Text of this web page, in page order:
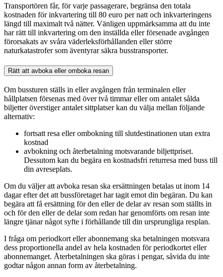
Transportören får, för varje passagerare, begränsa den totala
kostnaden för inkvartering till 80 euro per natt och inkvarteringens
längd till maximalt två nätter. Vänligen uppmärksamma att du inte
har rätt till inkvartering om den inställda eller försenade avgången
förorsakats av svåra väderleksförhållanden eller större
naturkatastrofer som äventyrar säkra busstransporter.
Rätt att avboka eller omboka resan
Om bussturen ställs in eller avgången från terminalen eller
hållplatsen försenas med över två timmar eller om antalet sålda
biljetter överstiger antalet sittplatser kan du välja mellan följande
alternativ:
fortsatt resa eller ombokning till slutdestinationen utan extra
kostnad
avbokning och återbetalning motsvarande biljettpriset.
Dessutom kan du begära en kostnadsfri returresa med buss till
din avreseplats.
Om du väljer att avboka resan ska ersättningen betalas ut inom 14
dagar efter det att bussföretaget har tagit emot din begäran. Du kan
begära att få ersättning för den eller de delar av resan som ställts in
och för den eller de delar som redan har genomförts om resan inte
längre tjänar något syfte i förhållande till din ursprungliga resplan.
I fråga om periodkort eller abonnemang ska betalningen motsvara
dess proportionella andel av hela kostnaden för periodkortet eller
abonnemanget. Återbetalningen ska göras i pengar, såvida du inte
godtar någon annan form av återbetalning.